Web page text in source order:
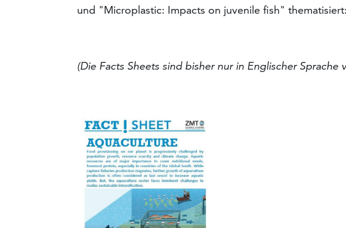
und "Microplastic: Impacts on juvenile fish" thematisiert:
(Die Facts Sheets sind bisher nur in Englischer Sprache